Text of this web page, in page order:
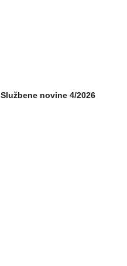
Službene novine 4/2026